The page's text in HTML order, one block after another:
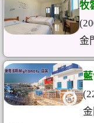
牧
金